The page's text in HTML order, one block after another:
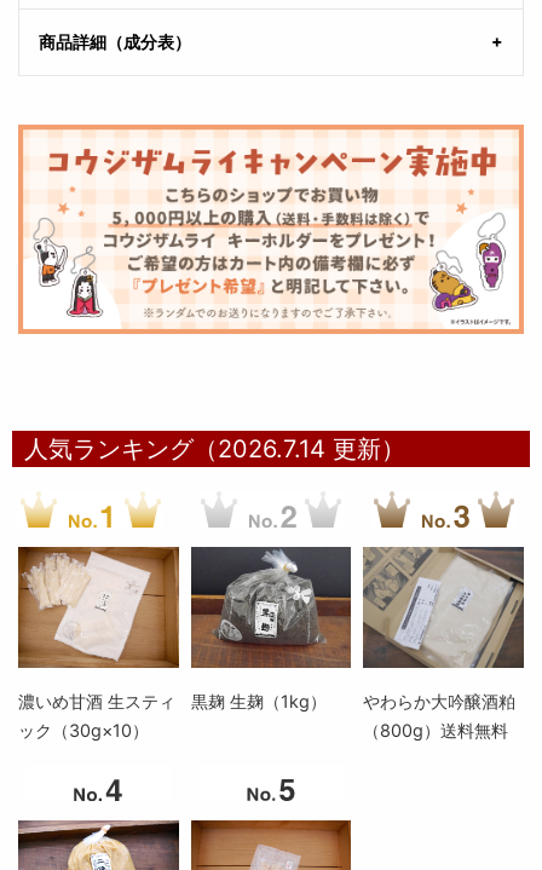
商品詳細（成分表）
人気ランキング（2026.7.14 更新）
濃いめ甘酒 生スティ
ック（30g×10）
黒麹 生麹（1kg）
やわらか大吟醸酒粕
（800g）送料無料